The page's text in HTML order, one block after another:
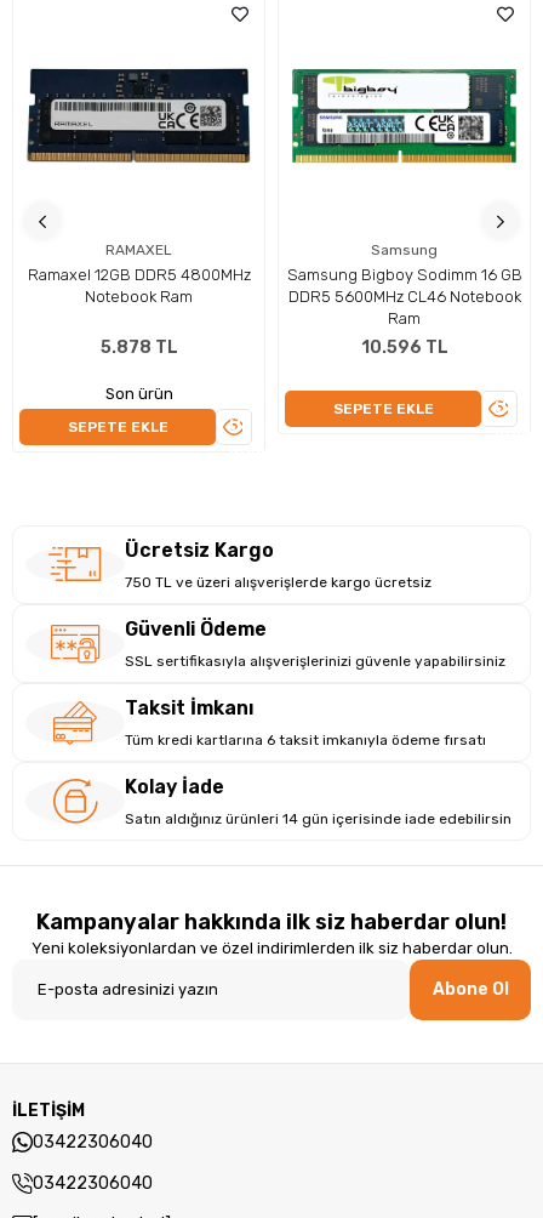
Görsel Deneyim: Gelişmiş Ekran ve Ekran
Kartı Performansı
14 İnç büyüklüğünde IPS ekran paneli, 60 Hz yenileme hızı ve
1920 x 1080 çözünürlük ile üstün bir görsel deneyim sunar.
Intel UHD Grafikleri Paylaşımlı bellek ile yüksek grafik işleme
üretimi hem de oyun performansı için ideal bir çözüm sunar.
Tasarım ve Yapı: Ergonomik ve Dayanıklı
idealdir.Asus, modern ve şık bir görünüme sahip olmakla
birlikte, günlük işlerinizi ve taşınabilirlik gereksinimlerinizi
RAMAXEL
Ramaxel 12GB DDR5 4800MHz
Notebook Ram
5.878 TL
SEPETE EKLE
ÜRÜNÜ
Son ürün
Samsung
Samsung Bigboy Sodimm 16 GB
DDR5 5600MHz CL46 Notebook
Ram
10.596 TL
SEPETE EKLE
Ücretsiz Kargo
750 TL ve üzeri alışverişlerde kargo ücretsiz
Güvenli Ödeme
SSL sertifikasıyla alışverişlerinizi güvenle yapabilirsiniz
Taksit İmkanı
Tüm kredi kartlarına 6 taksit imkanıyla ödeme fırsatı
Kolay İade
Satın aldığınız ürünleri 14 gün içerisinde iade edebilirsin
Kampanyalar hakkında ilk siz haberdar olun!
Yeni koleksiyonlardan ve özel indirimlerden ilk siz haberdar olun.
Abone Ol
İLETİŞİM
03422306040
03422306040